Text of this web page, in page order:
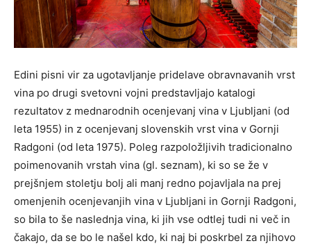
Edini pisni vir za ugotavljanje pridelave obravnavanih vrst
vina po drugi svetovni vojni predstavljajo katalogi
rezultatov z mednarodnih ocenjevanj vina v Ljubljani (od
leta 1955) in z ocenjevanj slovenskih vrst vina v Gornji
Radgoni (od leta 1975). Poleg razpoložljivih tradicionalno
poimenovanih vrstah vina (gl. seznam), ki so se že v
prejšnjem stoletju bolj ali manj redno pojavljala na prej
omenjenih ocenjevanjih vina v Ljubljani in Gornji Radgoni,
so bila to še naslednja vina, ki jih vse odtlej tudi ni več in
čakajo, da se bo le našel kdo, ki naj bi poskrbel za njihovo